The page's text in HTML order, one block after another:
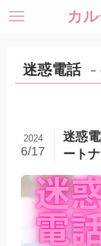
カ
迷惑電話 –
迷惑
ート
2024
6/17